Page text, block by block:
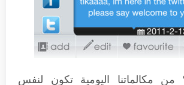
من 90% من مكالماتنا اليومية تكون لنفس